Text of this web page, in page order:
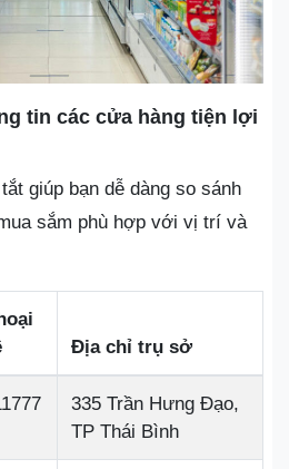
tin các cửa hàng tiện lợi
giúp bạn dễ dàng so sánh
sắm phù hợp với vị trí và
Địa chỉ trụ sở
335 Trần Hưng Đạo,
TP Thái Bình